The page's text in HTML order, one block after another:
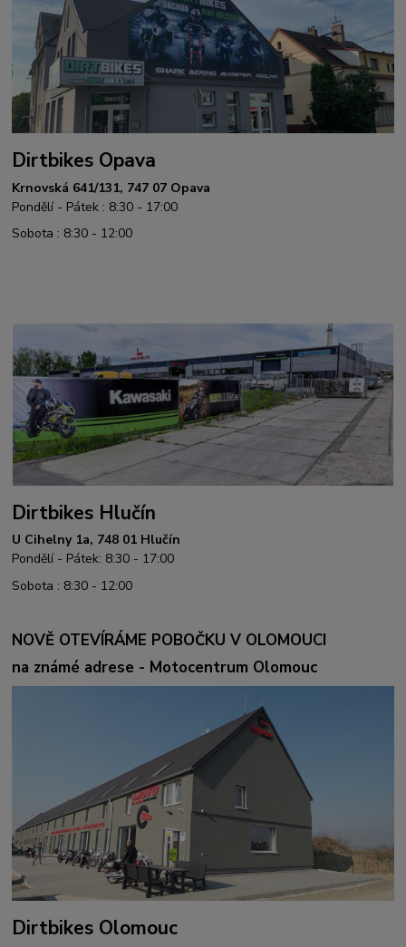
Dirtbikes Opava
Krnovská 641/131, 747 07 Opava
Pondělí - Pátek : 8:30 - 17:00
Sobota : 8:30 - 12:00
Dirtbikes Hlučín
U Cihelny 1a, 748 01 Hlučín
Pondělí - Pátek: 8:30 - 17:00
Sobota : 8:30 - 12:00
NOVĚ OTEVÍRÁME POBOČKU V OLOMOUCI
na známé adrese - Motocentrum Olomouc
Dirtbikes Olomouc